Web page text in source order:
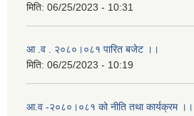
मिति: 06/25/2023 - 10:31
आ .व . २०८०।०८१ पारित बजेट ।।
मिति: 06/25/2023 - 10:19
आ.व -२०८०।०८१ को नीति तथा कार्यक्रम ।।